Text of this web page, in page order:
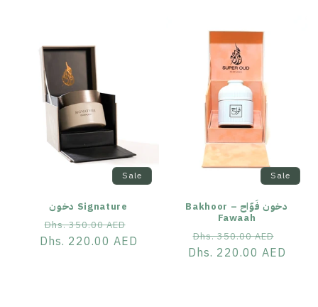
Sale
دخون فَوّاح – Bakhoor
Fawaah
Regular
price
Dhs. 350.00 AED
Sale
priceDhs. 220.00 AED
Sale
Signature دخون
Regular
price
Dhs. 350.00 AED
Sale
priceDhs. 220.00 AED